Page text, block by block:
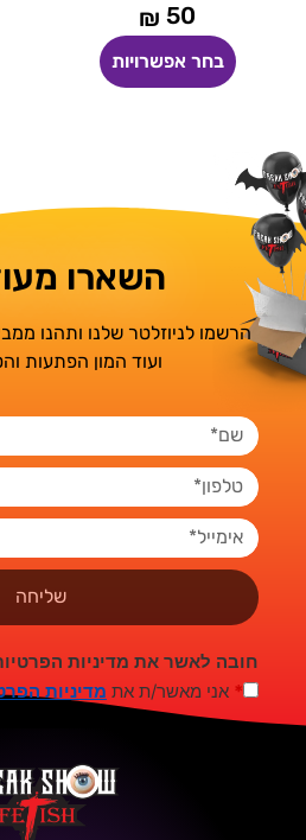
50
₪
בחר אפשרויות
השארו
הרשמו לניוזלטר שלנו ותהנו
ועוד המון הפתעות
שליחה
חובה לאשר את מדיניות
* אני מאשר/ת את מדיניות